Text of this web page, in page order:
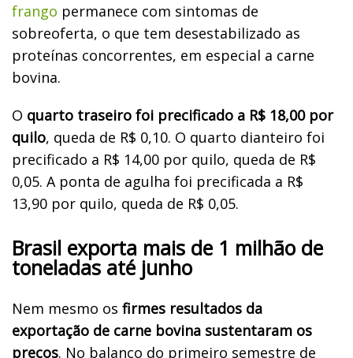
frango permanece com sintomas de
sobreoferta, o que tem desestabilizado as
proteínas concorrentes, em especial a carne
bovina.
O quarto traseiro foi precificado a R$ 18,00 por
quilo, queda de R$ 0,10. O quarto dianteiro foi
precificado a R$ 14,00 por quilo, queda de R$
0,05. A ponta de agulha foi precificada a R$
13,90 por quilo, queda de R$ 0,05.
Brasil exporta mais de 1 milhão de
toneladas até junho
Nem mesmo os firmes resultados da
exportação de carne bovina sustentaram os
preços. No balanço do primeiro semestre de